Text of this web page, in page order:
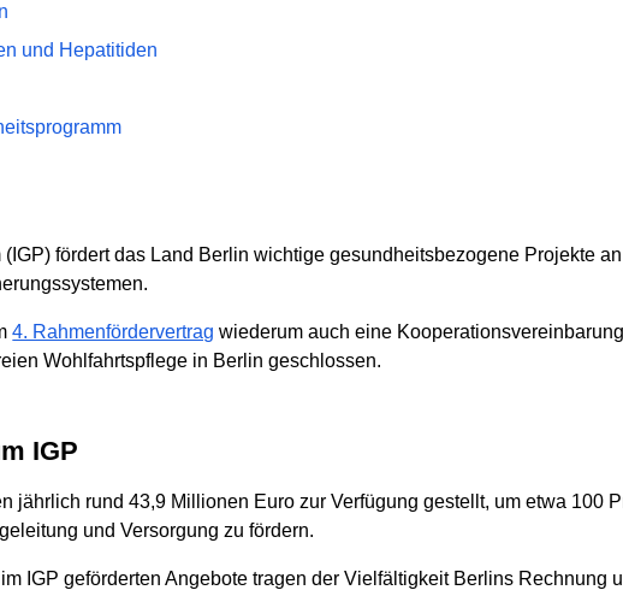
und Hepatitiden
fördert das Land Berlin wichtige gesundheitsbezogene Projekte
4. Rahmenfördervertrag wiederum auch eine
Wohlfahrtspflege in Berlin geschlossen.
IGP
jährlich rund 43,9 Millionen Euro zur Verfügung gestellt, um etwa 100
und Versorgung zu fördern.
IGP geförderten Angebote tragen der Vielfältigkeit Berlins Rechnung